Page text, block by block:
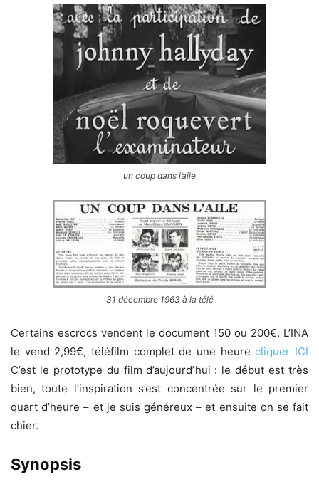
un coup dans l’aile
31 décembre 1963 à la télé
Certains escrocs vendent le document 150 ou 200€. L’INA
le vend 2,99€, téléfilm complet de une heurecliquer ICI
C’est le prototype du film d’aujourd’hui : le début est très
bien, toute l’inspiration s’est concentrée sur le premier
quart d’heure – et je suis généreux – et ensuite on se fait
chier.
Synopsis